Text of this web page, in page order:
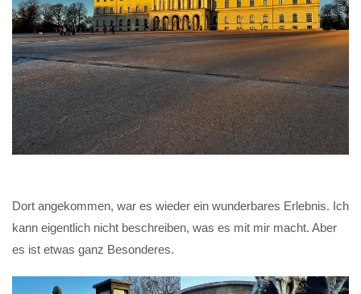
Dort angekommen, war es wieder ein wunderbares Erlebnis. Ich
kann eigentlich nicht beschreiben, was es mit mir macht. Aber
es ist etwas ganz Besonderes.